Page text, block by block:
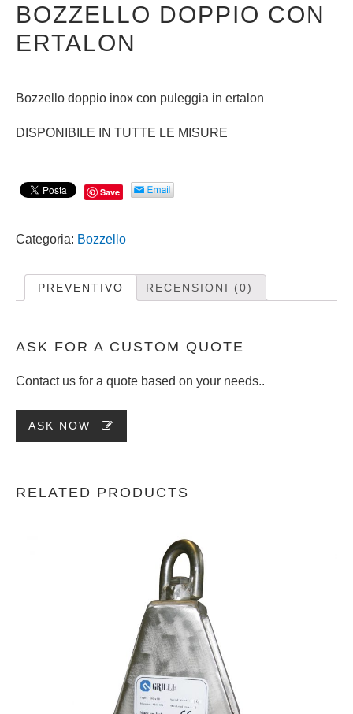
BOZZELLO DOPPIO CON
ERTALON
Bozzello doppio inox con puleggia in ertalon
DISPONIBILE IN TUTTE LE MISURE
Save
Categoria: Bozzello
PREVENTIVO RECENSIONI (0)
ASK FOR A CUSTOM QUOTE
Contact us for a quote based on your needs..
ASK NOW
RELATED PRODUCTS